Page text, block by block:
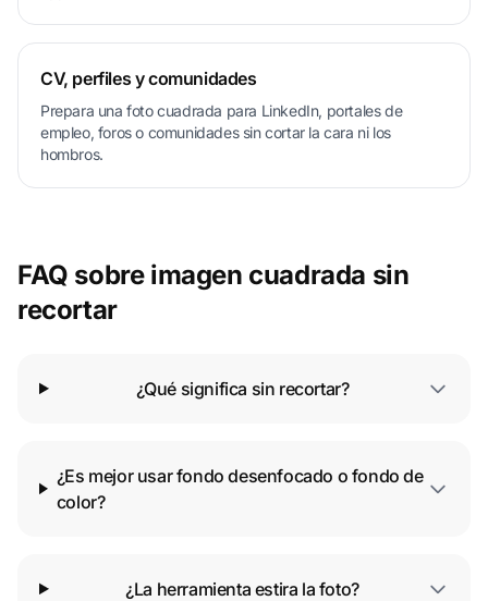
CV, perfiles y comunidades
Prepara una foto cuadrada para LinkedIn, portales de
empleo, foros o comunidades sin cortar la cara ni los
hombros.
FAQ sobre imagen cuadrada sin
recortar
¿Qué significa sin recortar?
¿Es mejor usar fondo desenfocado o fondo de
color?
¿La herramienta estira la foto?